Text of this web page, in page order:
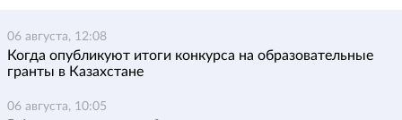
06 августа, 12:08
Когда опубликуют итоги конкурса на образовательные
гранты в Казахстане
06 августа, 10:05